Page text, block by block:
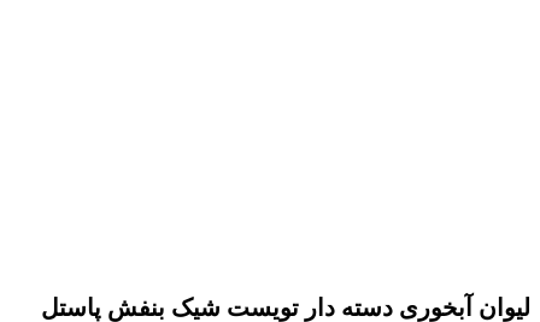
لیوان آبخوری دسته دار تویست شیک بنفش پاستل